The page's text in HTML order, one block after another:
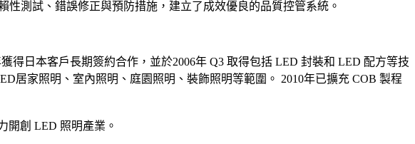
性測試、錯誤修正與預防措施，建立了成效優良的品質控管系統。
得日本客戶長期簽約合作，並於2006年 Q3 取得包括 LED 封裝和 LED 配方等技
居家照明、室內照明、庭園照明、裝飾照明等範圍。 2010年已擴充 COB 製程
開創 LED 照明產業。